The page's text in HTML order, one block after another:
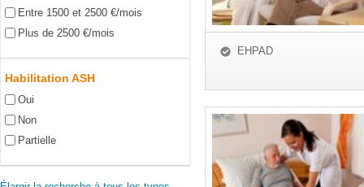
Entre 1500 et 2500 €/mois
Plus de 2500 €/mois
Habilitation ASH
Oui
Non
Partielle
EHPAD